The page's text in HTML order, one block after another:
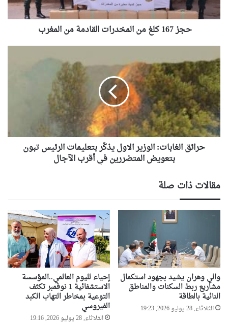
ل
غ
ل
م
خ
د
ر
ا
ت
ا
م
ة
م
م
غ
ر
ب
حجز 167 كلغ من المخدرات القادمة من المغرب
ر
ا
ئ
ق
ا
ل
غ
ا
ا
ل
و
ا
ل
ا
و
ل
ي
حرائق الغابات: الوزير الاول يذكّر بتعليمات الرئيس تبون
بتعويض المتضررين في أقرب الآجال
مقالات ذات صلة
والي وهران يشيد بجهود استكمال
مشاريع ربط السكنات والمناطق
النائية بالطاقة
الثلاثاء, 28 يوليو 2026, 19:23
إحياء لليوم العالمي..المؤسسة
الاستشفائية 1 نوفمبر تكثف
التوعية بمخاطر التهاب الكبد
الفيروسي
الثلاثاء, 28 يوليو 2026, 19:16